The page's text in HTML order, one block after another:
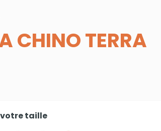
CHINO TERRA
taille